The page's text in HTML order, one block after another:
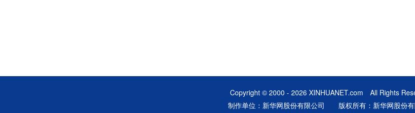
Copyright © 2000 - 2026 XINHUANET.com All Rights
制作单位：新华网股份有限公司 版权所有：新华网股份有